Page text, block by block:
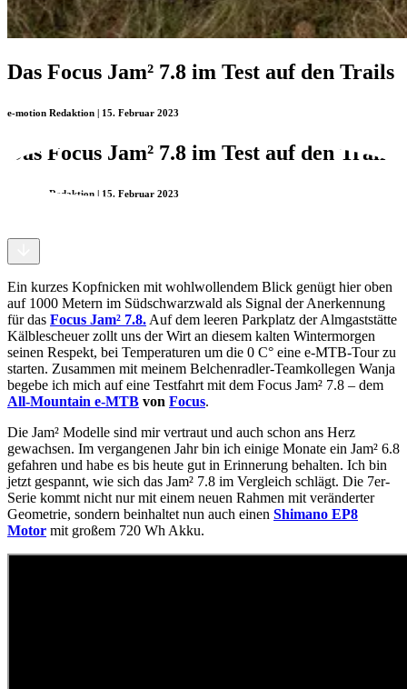
Das Focus Jam² 7.8 im Test auf den Trails
e-motion Redaktion | 15. Februar 2023
Das Focus Jam² 7.8 im Test auf den Trails
e-motion Redaktion | 15. Februar 2023
Ein kurzes Kopfnicken mit wohlwollendem Blick genügt hier oben
auf 1000 Metern im Südschwarzwald als Signal der Anerkennung
für das Focus Jam² 7.8. Auf dem leeren Parkplatz der Almgaststätte
Kälblescheuer zollt uns der Wirt an diesem kalten Wintermorgen
seinen Respekt, bei Temperaturen um die 0 C° eine e-MTB-Tour zu
starten. Zusammen mit meinem Belchenradler-Teamkollegen Wanja
begebe ich mich auf eine Testfahrt mit dem Focus Jam² 7.8 – dem
All-Mountain e-MTB von Focus.
Die Jam² Modelle sind mir vertraut und auch schon ans Herz
gewachsen. Im vergangenen Jahr bin ich einige Monate ein Jam² 6.8
gefahren und habe es bis heute gut in Erinnerung behalten. Ich bin
jetzt gespannt, wie sich das Jam² 7.8 im Vergleich schlägt. Die 7er-
Serie kommt nicht nur mit einem neuen Rahmen mit veränderter
Geometrie, sondern beinhaltet nun auch einen Shimano EP8
Motor mit großem 720 Wh Akku.